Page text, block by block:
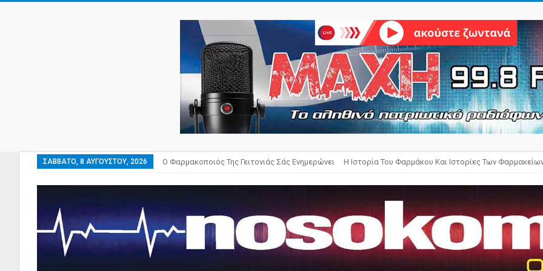
ΣΆΒΒΑΤΟ, 8 ΑΥΓΟΎΣΤΟΥ, 2026 Ο Φαρμακοποιός Της Γειτονιάς Σάς Ενημερώνει Η Ιστορία Του Φαρμάκου Και Ιστορίες Των